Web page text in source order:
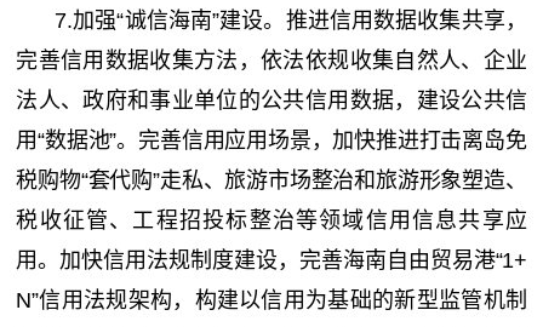
7.加强“诚信海南”建设。推进信用数据收集共享，
完善信用数据收集方法，依法依规收集自然人、企业
法人、政府和事业单位的公共信用数据，建设公共信
用“数据池”。完善信用应用场景，加快推进打击离岛免
税购物“套代购”走私、旅游市场整治和旅游形象塑造、
税收征管、工程招投标整治等领域信用信息共享应
用。加快信用法规制度建设，完善海南自由贸易港“1+
N”信用法规架构，构建以信用为基础的新型监管机制